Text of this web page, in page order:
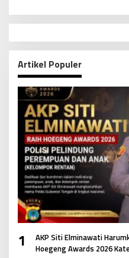
Artikel Populer
1
AKP Siti Elminawati
Hoegeng Awards 2026